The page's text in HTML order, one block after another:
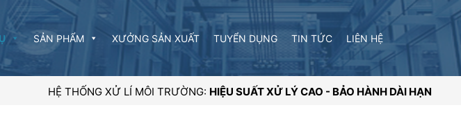
SẢN PHẨM XƯỞNG SẢN XUẤT TUYỂN DỤNG TIN TỨC LIÊN HỆ
HỆ THỐNG XỬ LÍ MÔI TRƯỜNG:HIỆU SUẤT XỬ LÝ CAO - BẢO HÀNH DÀI HẠN